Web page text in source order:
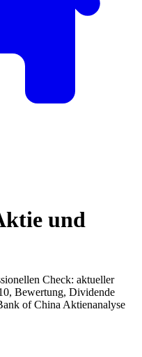
und
Check: aktueller
, Bewertung, Dividende
of China Aktienanalyse